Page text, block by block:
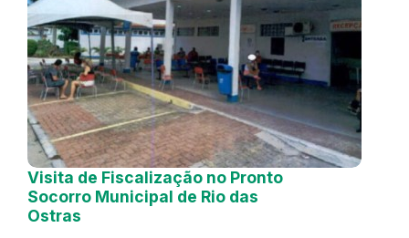
Visita de Fiscalização no Pronto
Socorro Municipal de Rio das
Ostras